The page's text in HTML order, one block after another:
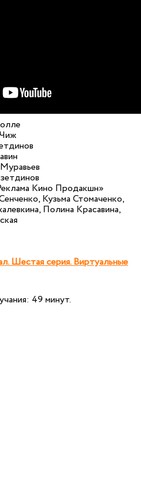
Кино Продакшн»
Кузьма Стомаченко,
Полина Красавина,
Шестая серия. Виртуальные
49 минут.